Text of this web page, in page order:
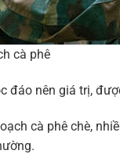
cà phê
đáo nên giá trị,
cà phê chè,